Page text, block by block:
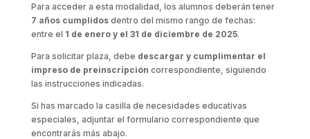
Para acceder a esta modalidad, los alumnos deberán tener
7 años cumplidosdentro del mismo rango de fechas:
entre el 1 de enero y el 31 de diciembre de 2025.
Para solicitar plaza, debe descargar y cumplimentar el
impreso de preinscripción correspondiente, siguiendo
las instrucciones indicadas.
Si has marcado la casilla de necesidades educativas
especiales, adjuntar el formulario correspondiente que
encontrarás más abajo.